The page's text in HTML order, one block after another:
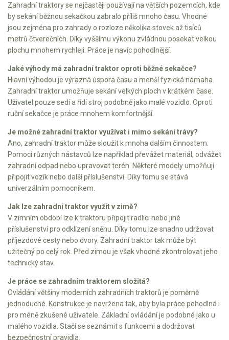
VARI malotraktory
VARI multifunkční nosiče
Sněhové frézy
Vertikutátory
Kultivátory
Vysavače a foukače
Elektrocentrály
Štěpkovače a drtiče
Elektrické skútry
Elektrické tříkolky
Elektrické tříkolky pro seniory
Elektrické tříkolky pracovní
Elektrické čtyřkolky
Náhradní díly
Zahradní traktory se nejčastěji používají na větších pozemcích, kde
by sekání běžnou sekačkou zabralo příliš mnoho času. Vhodné
jsou zejména pro zahrady o rozloze několika stovek až tisíců
metrů čtverečních. Díky vyššímu výkonu zvládnou posekat velkou
plochu mnohem rychleji. Práce je navíc pohodlnější.
Jaké výhody má zahradní traktor oproti běžné sekačce?
Hlavní výhodou je výrazná úspora času a menší fyzická námaha.
Zahradní traktor umožňuje sekání velkých ploch v krátkém čase.
Uživatel pouze sedí a řídí stroj podobně jako malé vozidlo. Oproti
ruční sekačce je práce mnohem komfortnější.
Je možné zahradní traktor využívat i mimo sekání trávy?
Ano, zahradní traktor může sloužit k mnoha dalším činnostem.
Pomocí různých nástavců lze například převážet materiál, odvážet
zahradní odpad nebo upravovat terén. Některé modely umožňují
připojit vozík nebo další příslušenství. Díky tomu se stává
univerzálním pomocníkem.
Jak lze zahradní traktor využít v zimě?
V zimním období lze k traktoru připojit radlici nebo jiné
příslušenství pro odklízení sněhu. Díky tomu lze snadno udržovat
příjezdové cesty nebo dvory. Zahradní traktor tak může být
užitečný po celý rok. Před zimou je však vhodné zkontrolovat jeho
technický stav.
Je práce se zahradním traktorem složitá?
Ovládání většiny moderních zahradních traktorů je poměrně
jednoduché. Konstrukce je navržena tak, aby byla práce pohodlná i
pro méně zkušené uživatele. Základní ovládání je podobné jako u
malého vozidla. Stačí se seznámit s funkcemi a dodržovat
bezpečnostní pravidla.